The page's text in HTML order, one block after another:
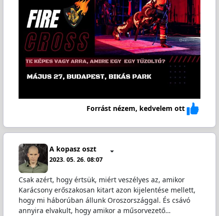
Forrást nézem, kedvelem ott
A kopasz oszt
2023. 05. 26. 08:07
Csak azért, hogy értsük, miért veszélyes az, amikor
Karácsony erőszakosan kitart azon kijelentése mellett,
hogy mi háborúban állunk Oroszországgal. És csávó
annyira elvakult, hogy amikor a műsorvezető…